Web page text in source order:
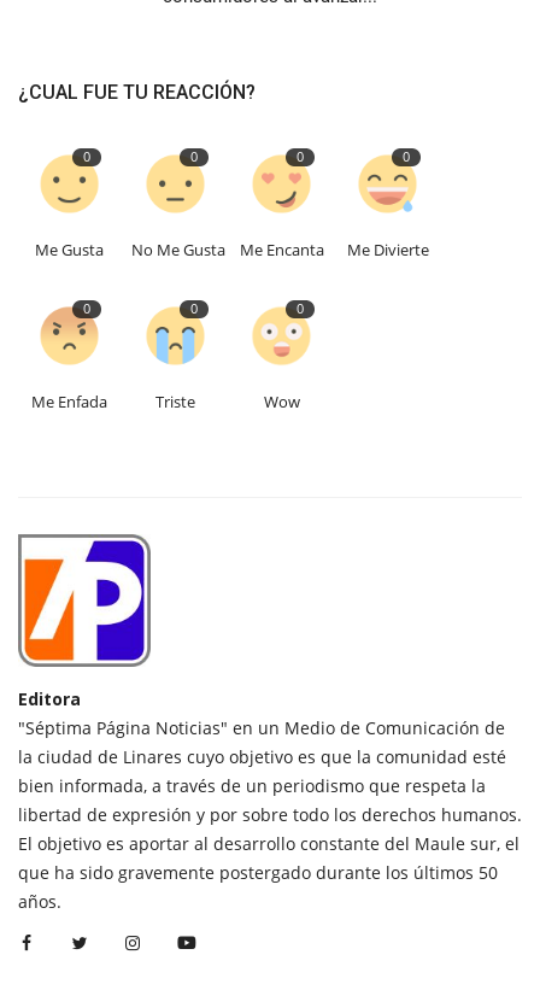
¿CUAL FUE TU REACCIÓN?
0
Me Gusta
0
No Me Gusta
0
Me Encanta
0
Me Divierte
0
Me Enfada
0
Triste
0
Wow
Editora
"Séptima Página Noticias" en un Medio de Comunicación de
la ciudad de Linares cuyo objetivo es que la comunidad esté
bien informada, a través de un periodismo que respeta la
libertad de expresión y por sobre todo los derechos humanos.
El objetivo es aportar al desarrollo constante del Maule sur, el
que ha sido gravemente postergado durante los últimos 50
años.